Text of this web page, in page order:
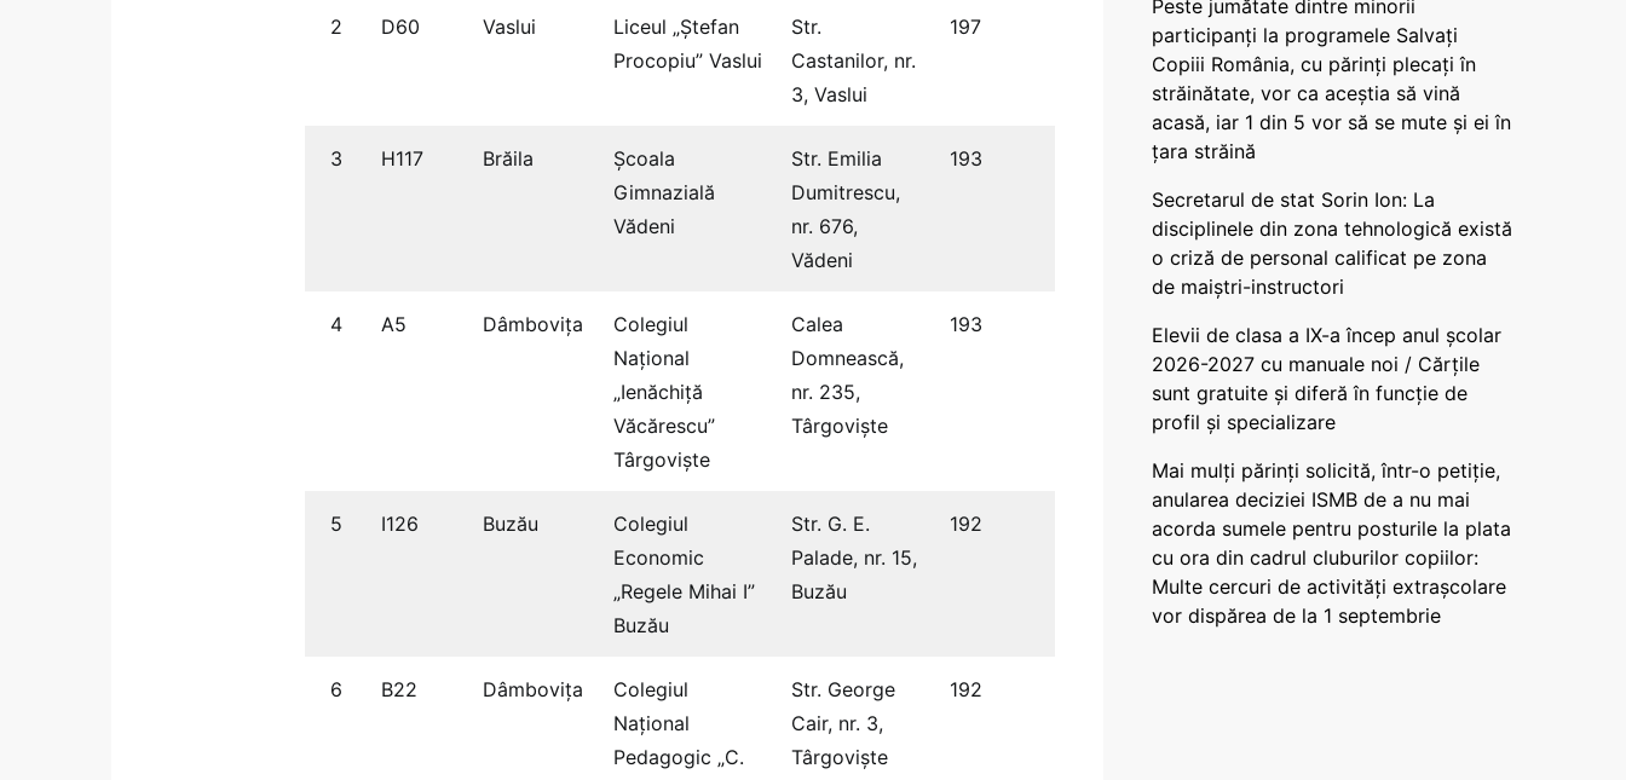
2 D60 Vaslui
Liceul „Ștefan
Procopiu” Vaslui
Str.
Castanilor, nr.
3, Vaslui
197
3 H117 Brăila
Școala
Gimnazială
Vădeni
Str. Emilia
Dumitrescu,
nr. 676,
Vădeni
193
4 A5 Dâmbovița
Colegiul
Național
„Ienăchiță
Văcărescu”
Târgoviște
Calea
Domnească,
nr. 235,
Târgoviște
193
5 I126 Buzău
Colegiul
Economic
„Regele Mihai I”
Buzău
Str. G. E.
Palade, nr. 15,
Buzău
192
6 B22 Dâmbovița
Colegiul
Național
Pedagogic „C.
Str. George
Cair, nr. 3,
Târgoviște
192
Peste jumătate dintre minorii
participanți la programele Salvați
Copiii România, cu părinți plecați în
străinătate, vor ca aceștia să vină
acasă, iar 1 din 5 vor să se mute și ei în
țara străină
Secretarul de stat Sorin Ion: La
disciplinele din zona tehnologică există
o criză de personal calificat pe zona
de maiștri-instructori
Elevii de clasa a IX-a încep anul școlar
2026-2027 cu manuale noi / Cărțile
sunt gratuite și diferă în funcție de
profil și specializare
Mai mulți părinți solicită, într-o petiție,
anularea deciziei ISMB de a nu mai
acorda sumele pentru posturile la plata
cu ora din cadrul cluburilor copiilor:
Multe cercuri de activități extrașcolare
vor dispărea de la 1 septembrie